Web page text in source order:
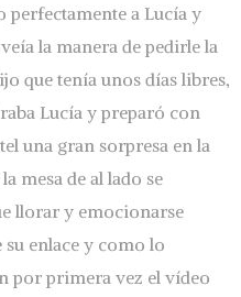
perfectamente a Lucía y
la manera de pedirle la
que tenía unos días libres,
Lucía y preparó con
una gran sorpresa en la
mesa de al lado se
llorar y emocionarse
su enlace y como lo
por primera vez el vídeo